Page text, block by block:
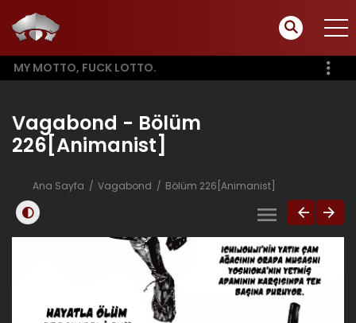
MY MOTTO, FUCK LOTTO.
Vagabond - Bölüm
226[Animanist]
Ana Sayfa Vagabond Bölüm 226[Animanist]